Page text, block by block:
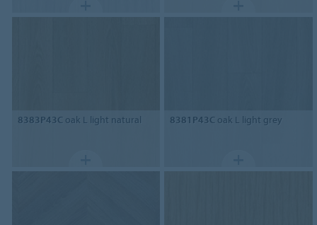
8383P43C oak L light natural 8381P43C oak L light grey